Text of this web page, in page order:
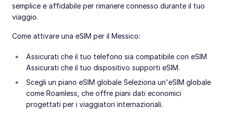
semplice e affidabile per rimanere connesso durante il tuo
viaggio.
Come attivare una eSIM per il Messico:
Assicurati che il tuo telefono sia compatibile con eSIM
Assicurati che il tuo dispositivo supporti eSIM.
Scegli un piano eSIM globale Seleziona un'eSIM globale
come Roamless, che offre piani dati economici
progettati per i viaggiatori internazionali.